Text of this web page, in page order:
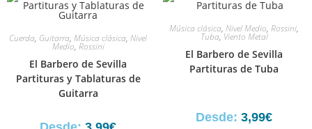
Cuerda, Guitarra, Música clásica, Nivel
Medio, Rossini
El Barbero de Sevilla
Partituras y Tablaturas de
Guitarra
Música clásica, Nivel Medio, Rossini,
Tuba,Viento Metal
El Barbero de Sevilla
Partituras de Tuba
Desde: 3,99€